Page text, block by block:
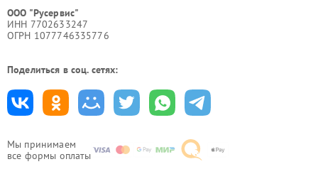
Мы принимаем
все формы оплаты
ООО "Русервис"
ИНН 7702633247
ОГРН 1077746335776
Поделиться в соц. сетях: